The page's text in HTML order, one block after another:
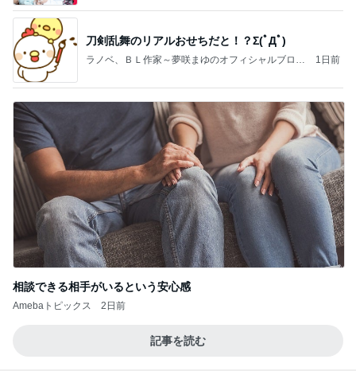
刀剣乱舞のリアルおせちだと！？Σ(ﾟДﾟ)
ラノベ、ＢＬ作家～夢咲まゆのオフィシャルブログ
1日前
相談できる相手がいるという安心感
Amebaトピックス 2日前
記事を読む